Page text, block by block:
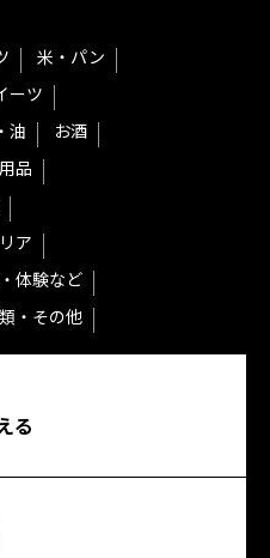
米・パン
ーツ
油
お酒
品
ア
体験など
・その他
る